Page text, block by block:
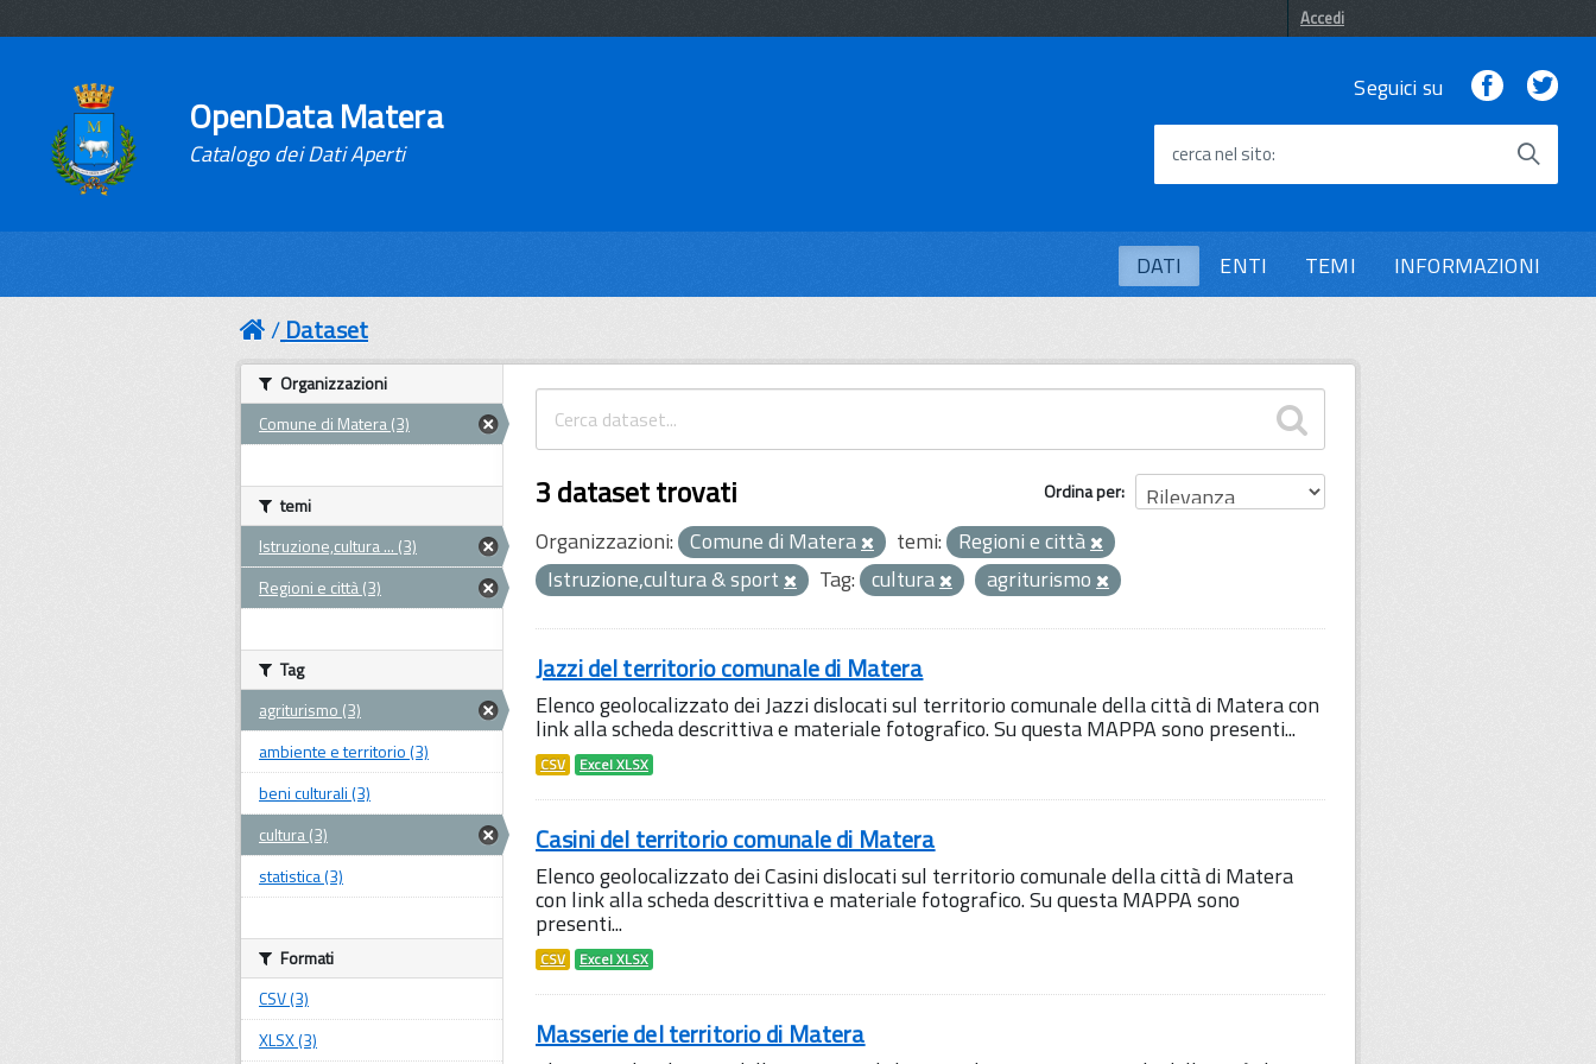
Accedi
OpenData Matera
Catalogo dei Dati Aperti
Seguici su Facebook
cerca nel sito
DATI ENTI TEMI INFORMAZIONI
Dataset
Ordina per
3 dataset trovati
Organizzazioni: Comune di Matera temi: Regioni e città
Istruzione,cultura & sport
Tag: cultura agriturismo
Jazzi del territorio comunale di Matera
Elenco geolocalizzato dei Jazzi dislocati sul territorio comunale della città di Matera con
link alla scheda descrittiva e materiale fotografico. Su questa MAPPA sono presenti...
CSV Excel XLSX
Casini del territorio comunale di Matera
Elenco geolocalizzato dei Casini dislocati sul territorio comunale della città di Matera
con link alla scheda descrittiva e materiale fotografico. Su questa MAPPA sono
presenti...
CSV Excel XLSX
Masserie del territorio di Matera
Organizzazioni
Comune di Matera (3)
temi
Istruzione,cultura ... (3)
Regioni e città (3)
Tag
agriturismo (3)
ambiente e territorio (3)
beni culturali (3)
cultura (3)
statistica (3)
Formati
CSV (3)
XLSX (3)